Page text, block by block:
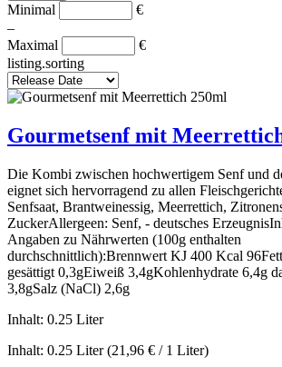
Minimal
€
–
Maximal
€
listing.sorting
Gourmetsenf mit
Die Kombi zwischen hochwertigem Senf und
eignet sich hervorragend zu allen
Senfsaat, Brantweinessig, Meerrettich,
ZuckerAllergeen: Senf, - deutsches
Angaben zu Nährwerten (100g enthalten
durchschnittlich):Brennwert KJ 400 Kcal
gesättigt 0,3gEiweiß 3,4gKohlenhydrate 6,4g
3,8gSalz (NaCl) 2,6g
Inhalt: 0.25 Liter
Inhalt: 0.25 Liter(21,96 € / 1 Liter)